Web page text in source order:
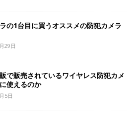
の1台目に買うオススメの防犯カメラ
29日
で販売されているワイヤレス防犯カメ
使えるのか
5日